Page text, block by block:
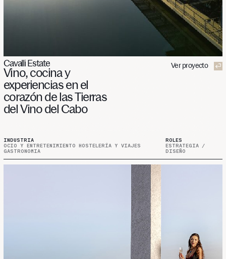
Cavalli Estate
Vino,cocinay
experienciasen el
corazóndelasTierras
delVinodel Cabo
Ver proyecto
INDUSTRIA
OCIO Y ENTRETENIMIENTO HOSTELERÍA Y VIAJES
GASTRONOMIA
ROLES
ESTRATEGIA /
DISEÑO